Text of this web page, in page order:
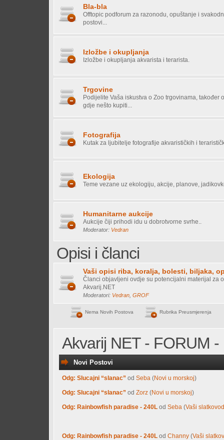
Bla-bla
Offtopic podforum za razonodu, opuštanje i
postovi...
Izložbe i okupljanja
Izložbe i okupljanja akvarista i terarista.
Trgovine
Podijelite Vaša iskustva o Zoo trgovinama, također
gdje nešto kupiti...
Fotografija
Kutak za ljubitelje fotografije akvarističkih i
Ekologija
Teme vezane uz ekologiju, akcije, planove,
Humanitarne aukcije
Aukcije čiji prihodi idu u dobrotvorne svrhe..
Moderator: Vedran
Opisi i članci
Vaši opisi riba, koralja, bolesti, biljaka,
Članci objavljeni ovdje su potencijalni materijal za
Akvarij.NET
Moderatori: Vedran GROF
Nema Novih Postova Rubrika Preusmjerenja
Akvarij NET - FORUM
Novi Postovi
Odg: Slucajni “slanac” od Seba (Novi u morskoj)
Odg: Slucajni “slanac” od Zorz (Novi u morskoj)
Odg: Rainbowfish paradise - 240L od Seba (Vaši
Odg: Rainbowfish paradise - 240L od Channy (Vaši